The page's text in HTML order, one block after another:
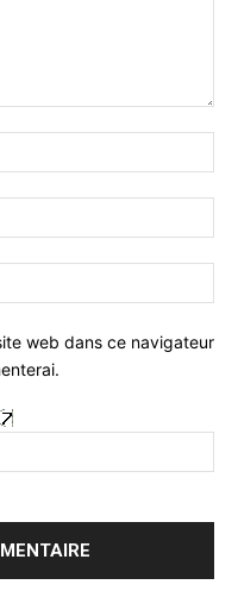
:*
:*
:
web dans ce navigateur